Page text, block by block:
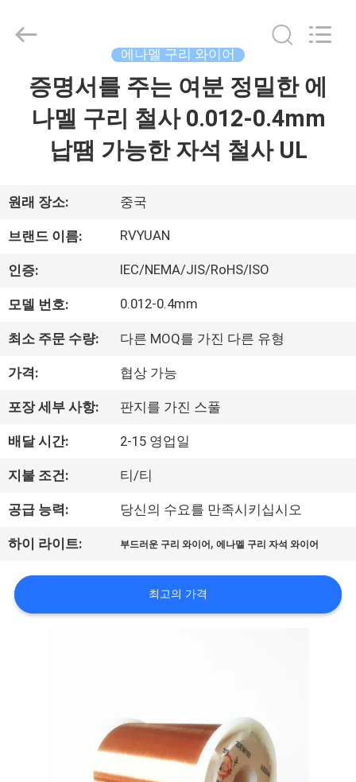
동
영
상
우
리
에
대
하
여
장
2026
Material
Reserved.
에나멜 구리 와이어
증명서를 주는 여분 정밀한 에
나멜 구리 철사 0.012-0.4mm
납땜 가능한 자석 철사 UL
원래 장소: 중국
브랜드 이름: RVYUAN
인증: IEC/NEMA/JIS/RoHS/ISO
모델 번호: 0.012-0.4mm
최소 주문 수량: 다른 MOQ를 가진 다른 유형
가격: 협상 가능
포장 세부 사항: 판지를 가진 스풀
배달 시간: 2-15 영업일
지불 조건: 티/티
공급 능력: 당신의 수요를 만족시키십시오
하이 라이트: 부드러운 구리 와이어 ,에나멜 구리 자석 와이어
최고의 가격